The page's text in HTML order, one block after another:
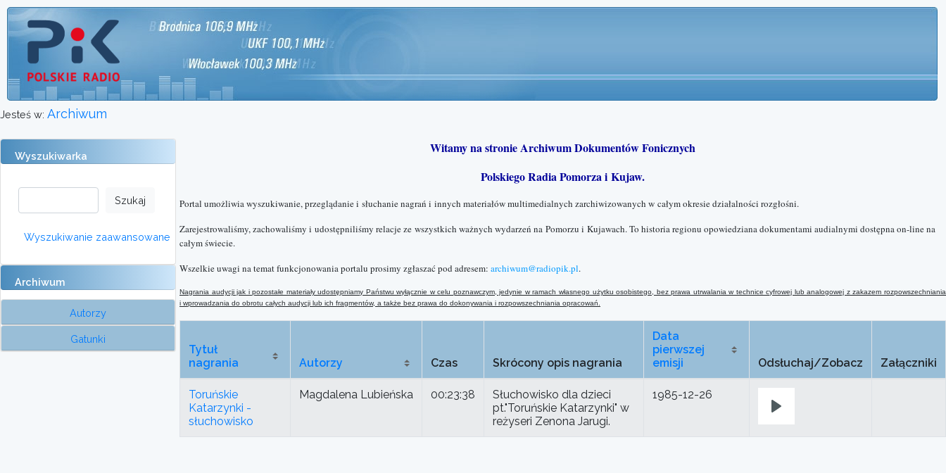
Jesteś w: Archiwum
Wyszukiwarka
Wyszukiwanie zaawansowane
Archiwum
Autorzy
Gatunki
Witamy na stronie Archiwum Dokumentów Fonicznych
Polskiego Radia Pomorza i Kujaw.
Portal umożliwia wyszukiwanie, przeglądanie i słuchanie nagrań i innych materiałów multimedialnych zarchiwizowanych w całym okresie działalności rozgłośni.
Zarejestrowaliśmy, zachowaliśmy i udostępniliśmy relacje ze wszystkich ważnych wydarzeń na Pomorzu i Kujawach. To historia regionu opowiedziana dokumentami audialnymi dostępna on-line na
całym świecie.
Wszelkie uwagi na temat funkcjonowania portalu prosimy zgłaszać pod adresem: archiwum@radiopik.pl.
Nagrania audycji jak i pozostałe materiały udostępniamy Państwu wyłącznie w celu poznawczym, jedynie w ramach własnego użytku osobistego, bez prawa utrwalania w technice cyfrowej lub analogowej zzakazem rozpowszechniania
i wprowadzania do obrotu całych audycji lub ich fragmentów, a także bez prawa do dokonywania i rozpowszechniania opracowań.
Tytuł
nagrania
Autorzy Czas Skrócony opis nagrania
Data
pierwszej
emisji
Odsłuchaj/Zobacz Załączniki
Toruńskie
Katarzynki -
słuchowisko
Magdalena Lubieńska 00:23:38
Słuchowisko dla dzieci
pt."Toruńskie Katarzynki" w
reżyseri Zenona Jarugi.
1985-12-26